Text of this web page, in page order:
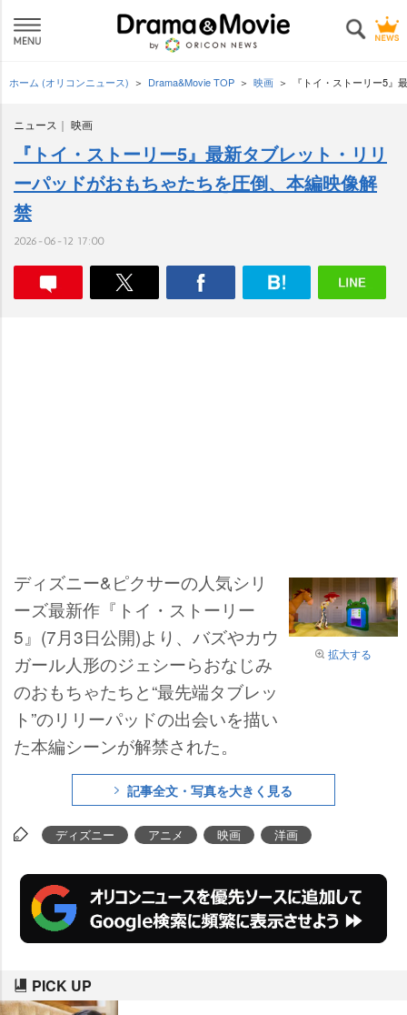
ホーム (オリコンニュース) Drama&Movie TOP 映画 『トイ・ストーリー5』
ニュース 映画
『トイ・ストーリー5』最新タブレット・リリ
ーパッドがおもちゃたちを圧倒、本編映像解
禁
2026-06-12 17:00
拡大する
ディズニー&ピクサーの人気シリ
ーズ最新作『トイ・ストーリー
5』(7月3日公開)より、バズやカウ
ガール人形のジェシーらおなじみ
のおもちゃたちと“最先端タブレッ
ト”のリリーパッドの出会いを描い
た本編シーンが解禁された。
記事全文・写真を大きく見る
ディズニー アニメ 映画 洋画
PICK UP